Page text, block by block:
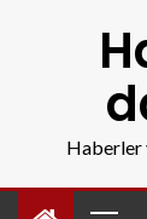
Haberler